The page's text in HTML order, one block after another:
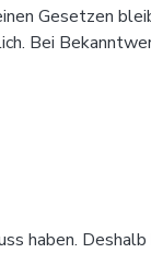
Gesetzen
Bei
haben.